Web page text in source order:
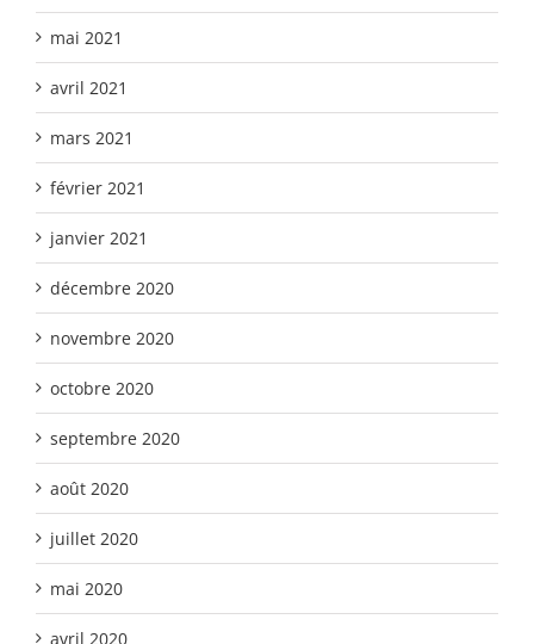
mai 2021
avril 2021
mars 2021
février 2021
janvier 2021
décembre 2020
novembre 2020
octobre 2020
septembre 2020
août 2020
juillet 2020
mai 2020
avril 2020